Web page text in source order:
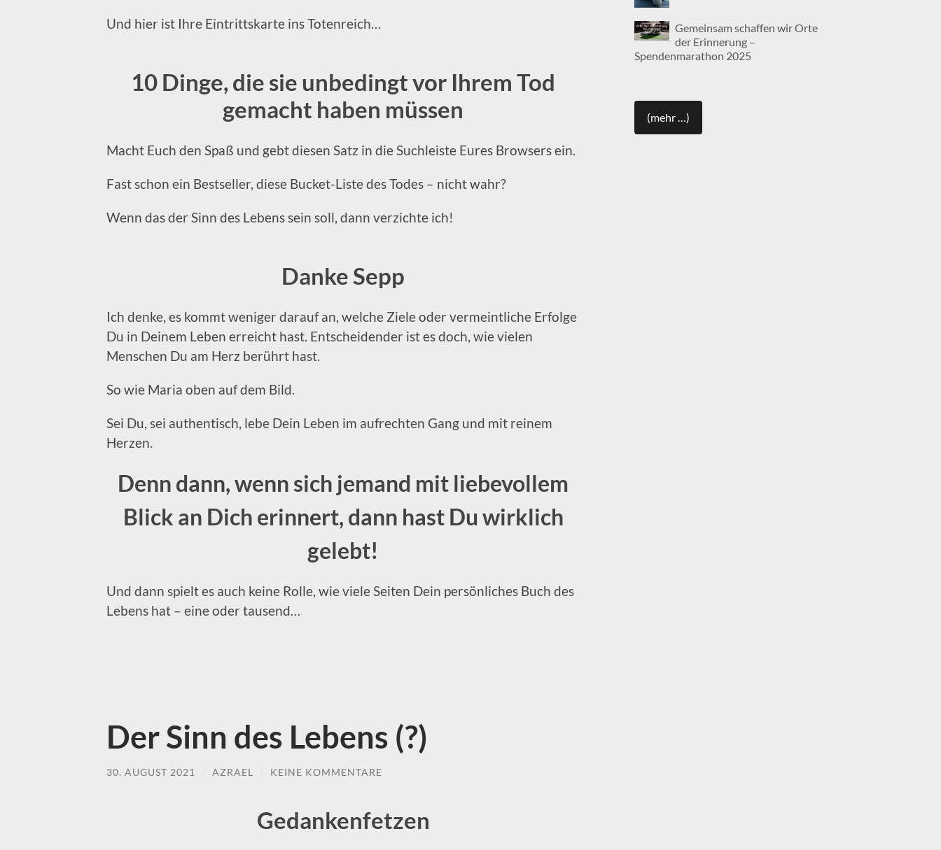
Und hier ist Ihre Eintrittskarte ins Totenreich…
10 Dinge, die sie unbedingt vor Ihrem Tod
gemacht haben müssen
Macht Euch den Spaß und gebt diesen Satz in die Suchleiste Eures Browsers ein.
Fast schon ein Bestseller, diese Bucket-Liste des Todes – nicht wahr?
Wenn das der Sinn des Lebens sein soll, dann verzichte ich!
Danke Sepp
Ich denke, es kommt weniger darauf an, welche Ziele oder vermeintliche Erfolge
Du in Deinem Leben erreicht hast. Entscheidender ist es doch, wie vielen
Menschen Du am Herz berührt hast.
So wie Maria oben auf dem Bild.
Sei Du, sei authentisch, lebe Dein Leben im aufrechten Gang und mit reinem
Herzen.
Denn dann, wenn sich jemand mit liebevollem
Blick an Dich erinnert, dann hast Du wirklich
gelebt!
Und dann spielt es auch keine Rolle, wie viele Seiten Dein persönliches Buch des
Lebens hat – eine oder tausend…
Der Sinn des Lebens (?)
30. AUGUST 2021 AZRAEL KEINE KOMMENTARE
Gedankenfetzen
Gemeinsam schaffen wir Orte
der Erinnerung –
Spendenmarathon 2025